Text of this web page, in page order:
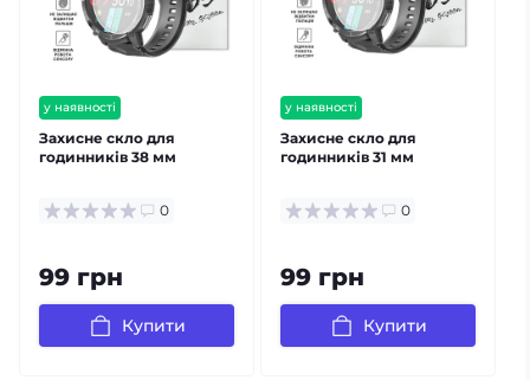
у наявності
Захисне скло для
годинників 38 мм
0
99 грн
Купити
у наявності
Захисне скло для
годинників 31 мм
0
99 грн
Купити